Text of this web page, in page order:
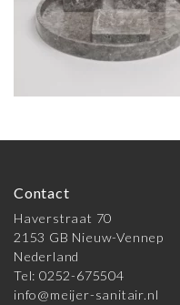
Contact
Haverstraat 70
2153 GB Nieuw-Vennep
Nederland
Tel: 0252-675504
info@meijer-sanitair.nl